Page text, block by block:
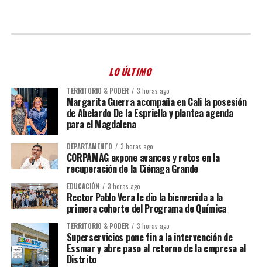
LO ÚLTIMO
TERRITORIO & PODER 3 horas ago
Margarita Guerra acompaña en Cali la posesión
de Abelardo De la Espriella y plantea agenda
para el Magdalena
DEPARTAMENTO 3 horas ago
CORPAMAG expone avances y retos en la
recuperación de la Ciénaga Grande
EDUCACIÓN 3 horas ago
Rector Pablo Vera le dio la bienvenida a la
primera cohorte del Programa de Química
TERRITORIO & PODER 3 horas ago
Superservicios pone fin a la intervención de
Essmar y abre paso al retorno de la empresa al
Distrito